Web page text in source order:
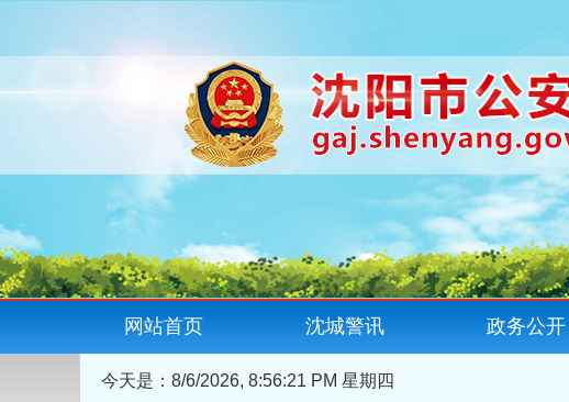
网站首页 沈城警讯 政务公开
今天是： 8/6/2026, 8:56:22 PM 星期四